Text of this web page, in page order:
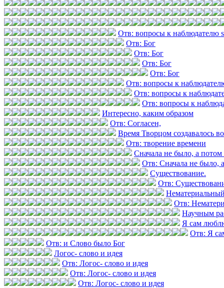
Отв: вопросы к наблюдателю
Отв: Бог
Отв: Бог
Отв: Бог
Отв: Бог
Отв: вопросы к
Отв: вопросы к
Отв: вопросы к
Интересно, каким образом
Отв: Согласен,
Время Творцом создавалось
Отв: творение времени
Сначала не было, а потом
Отв: Сначала не было,
Существование.
Отв:
Отв:
Научным
Я сам
Отв: Я
Отв: и Слово было Бог
Логос- слово и идея
Отв: Логос- слово и идея
Отв: Логос- слово и идея
Отв: Логос- слово и идея